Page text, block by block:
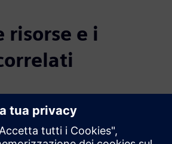
risorse e i
risorse aggiuntive
- Water Hygiene as a Service